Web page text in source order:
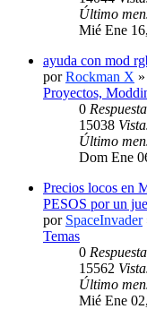
Último
Mié Ene
ayuda con mod
porRockman X
Proyectos,
0
15038
Último
Dom Ene
Precios locos en
PESOS por un
por SpaceInvader
Temas
0
15562
Último
Mié Ene